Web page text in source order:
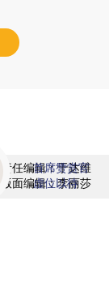
责任编辑：于达维
版面编辑：李丽莎
首席赞赏官
虚位以待